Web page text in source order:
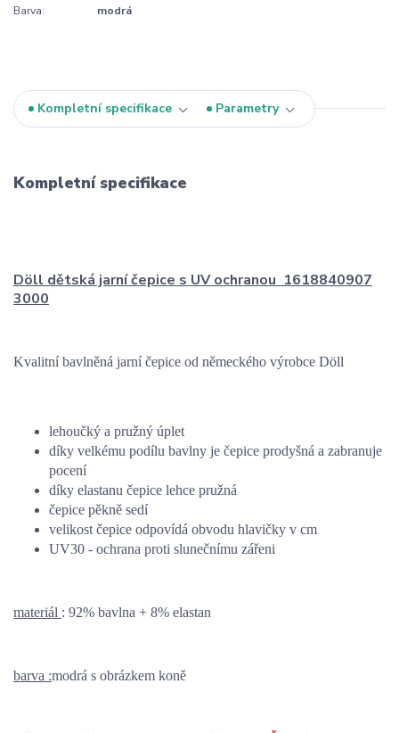
Barva: modrá
Kompletní specifikace Parametry
Kompletní specifikace
Döll dětská jarní čepice s UV ochranou 1618840907
3000
Kvalitní bavlněná jarní čepice od německého výrobce Döll
lehoučký a pružný úplet
díky velkému podílu bavlny je čepice prodyšná a zabranuje
pocení
díky elastanu čepice lehce pružná
čepice pěkně sedí
velikost čepice odpovídá obvodu hlavičky v cm
UV30 - ochrana proti slunečnímu zářeni
materiál : 92% bavlna + 8% elastan
barva :modrá s obrázkem koně